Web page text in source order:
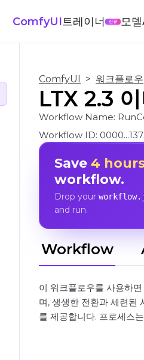
ComfyUI트레이너 신규 모델
ComfyUI > 워크플로우
LTX 2.3
Workflow Name:
Workflow ID:
Save 4
workflow.
Drop your
and run.
Workflow
이 워크플로우를 사용하
며, 생생한 전환과 세련된
를 제공합니다. 프로세스